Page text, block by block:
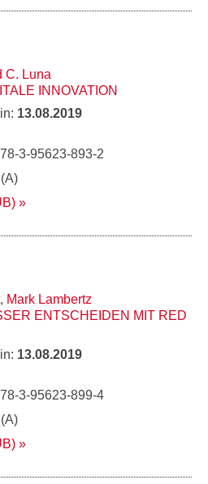
C. Luna
INNOVATION
13.08.2019
3-95623-893-2
, Mark Lambertz
ENTSCHEIDEN MIT RED
13.08.2019
3-95623-899-4